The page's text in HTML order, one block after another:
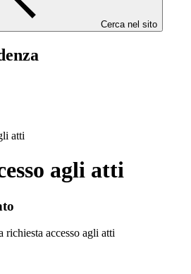
Cerca nel sito
atti
agli atti
accesso agli atti